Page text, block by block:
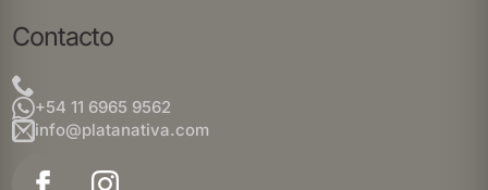
Contacto
+54 11 6965 9562
info@platanativa.com